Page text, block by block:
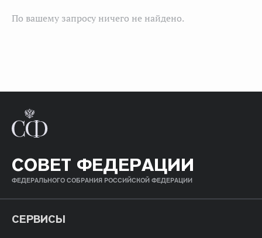
По вашему запросу ничего не найдено.
СОВЕТ ФЕДЕРАЦИИ
ФЕДЕРАЛЬНОГО СОБРАНИЯ РОССИЙСКОЙ ФЕДЕРАЦИИ
СЕРВИСЫ